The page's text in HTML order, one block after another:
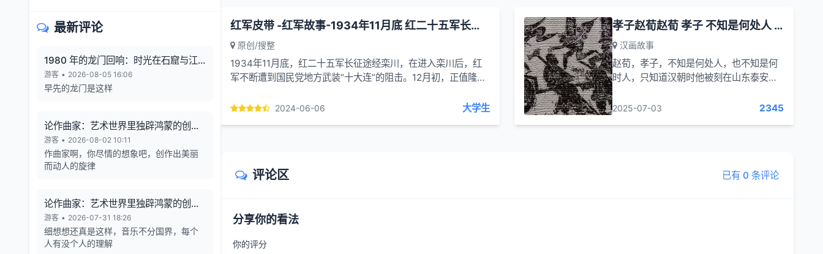
最新评论
1980 年的龙门回响：时光在石窟与江
风中凝固
游客 • 2026-08-05 16:06
早先的龙门是这样
论作曲家：艺术世界里独辟鸿蒙的创造
者
游客 • 2026-08-02 10:11
作曲家啊，你尽情的想象吧，创作出美丽
而动人的旋律
论作曲家：艺术世界里独辟鸿蒙的创造
者
游客 • 2026-07-31 18:26
细想想还真是这样，音乐不分国界，每个
人有没个人的理解
红军皮带 -红军故事-​1934年11月底 红二十五军长征途经栾川
原创/搜整
1934年11月底，红二十五军长征途经栾川，在进入栾川后，红
军不断遭到国民党地方武装“十大连”的阻击。12月初，正值隆
2024-06-06 大学生
孝子赵荀赵荀 孝子 不知是何处人 也不知是何时人
汉画故事
赵荀，孝子，不知是何处人，也不知是何
时人，只知道汉朝时他被刻在山东泰安的
及他和父亲的安乐生活。这是一幅优秀的
2025-07-03 2345
评论区 已有 0 条评论
分享你的看法
你的评分